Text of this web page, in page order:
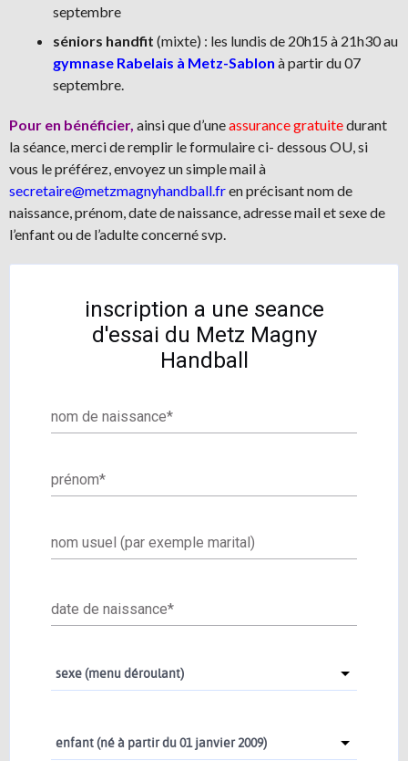
septembre
séniors handfit (mixte) : les lundis de 20h15 à 21h30 au
gymnase Rabelais à Metz-Sablon à partir du 07
septembre.
Pour en bénéficier, ainsi que d’uneassurance gratuitedurant
la séance, merci de remplir le formulaire ci- dessous OU, si
vous le préférez, envoyez un simple mail à
secretaire@metzmagnyhandball.fren précisant nom de
naissance, prénom, date de naissance, adresse mail et sexe de
l’enfant ou de l’adulte concerné svp.
inscription a une seance
d'essai du Metz Magny
Handball
nom de naissance*
prénom*
nom usuel (par exemple marital)
date de naissance*
sexe (menu déroulant)
enfant (né à partir du 01 janvier 2009)